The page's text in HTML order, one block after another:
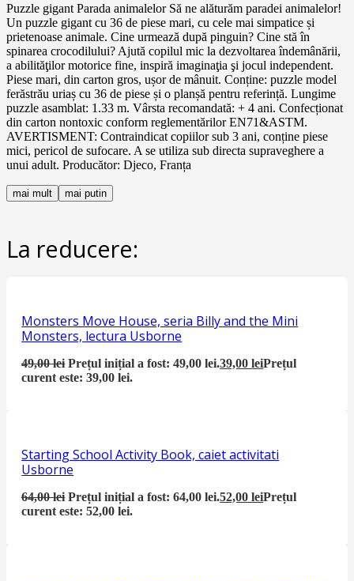
Puzzle gigant Parada animalelor Să ne alăturăm paradei animalelor!
Un puzzle gigant cu 36 de piese mari, cu cele mai simpatice și
prietenoase animale. Cine urmează după pinguin? Cine stă în
spinarea crocodilului? Ajută copilul mic la dezvoltarea îndemânării,
a abilităţilor motorice fine, inspiră imaginaţia şi jocul independent.
Piese mari, din carton gros, ușor de mânuit. Conține: puzzle model
ferăstrău uriaș cu 36 de piese și o planșă pentru referință. Lungime
puzzle asamblat: 1.33 m. Vârsta recomandată: + 4 ani. Confecționat
din carton nontoxic conform reglementărilor EN71&ASTM.
AVERTISMENT: Contraindicat copiilor sub 3 ani, conține piese
mici, pericol de sufocare. A se utiliza sub directa supraveghere a
unui adult. Producător: Djeco, Franța
mai mult mai putin
La reducere:
Monsters Move House, seria Billy and the Mini
Monsters, lectura Usborne
49,00lei Prețul inițial a fost: 49,00 lei.39,00leiPrețul
curent este: 39,00 lei.
Starting School Activity Book, caiet activitati
Usborne
64,00lei Prețul inițial a fost: 64,00 lei.52,00leiPrețul
curent este: 52,00 lei.